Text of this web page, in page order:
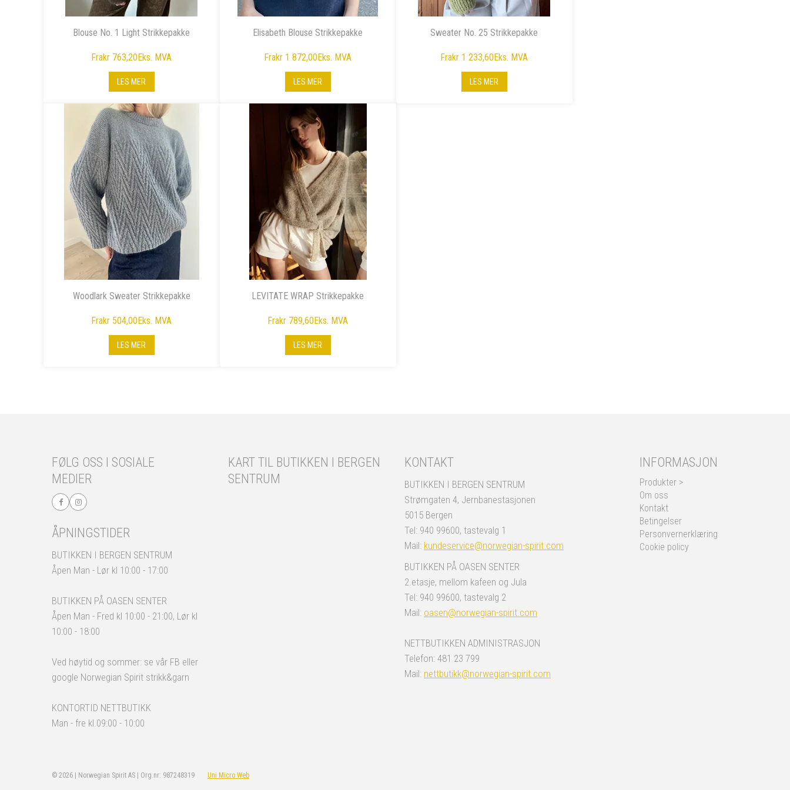
Blouse No. 1 Light Strikkepakke
Frakr 763,20Eks. MVA
LES MER
Elisabeth Blouse Strikkepakke
Frakr 1 872,00Eks. MVA
LES MER
Sweater No. 25 Strikkepakke
Frakr 1 233,60Eks. MVA
LES MER
Woodlark Sweater Strikkepakke
Frakr 504,00Eks. MVA
LES MER
LEVITATE WRAP Strikkepakke
Frakr 789,60Eks. MVA
LES MER
FØLG OSS I SOSIALE
MEDIER
ÅPNINGSTIDER
BUTIKKEN I BERGEN SENTRUM
Åpen Man - Lør kl 10:00 - 17:00
BUTIKKEN PÅ OASEN SENTER
Åpen Man - Fred kl 10:00 - 21:00, Lør kl
10:00 - 18:00
Ved høytid og sommer: se vår FB eller
google Norwegian Spirit strikk&garn
KONTORTID NETTBUTIKK
Man - fre kl.09:00 - 10:00
KART TIL BUTIKKEN I BERGEN
SENTRUM
KONTAKT
BUTIKKEN I BERGEN SENTRUM
Strømgaten 4, Jernbanestasjonen
5015 Bergen
Tel: 940 99600, tastevalg 1
Mail: kundeservice@norwegian-spirit.com
BUTIKKEN PÅ OASEN SENTER
2.etasje, mellom kafeen og Jula
Tel: 940 99600, tastevalg 2
Mail: oasen@norwegian-spirit.com
NETTBUTIKKEN ADMINISTRASJON
Telefon: 481 23 799
Mail: nettbutikk@norwegian-spirit.com
INFORMASJON
Produkter >
Om oss
Kontakt
Betingelser
Personvernerklæring
Cookie policy
© 2026 | Norwegian Spirit AS | Org.nr: 987248319 Uni Micro Web